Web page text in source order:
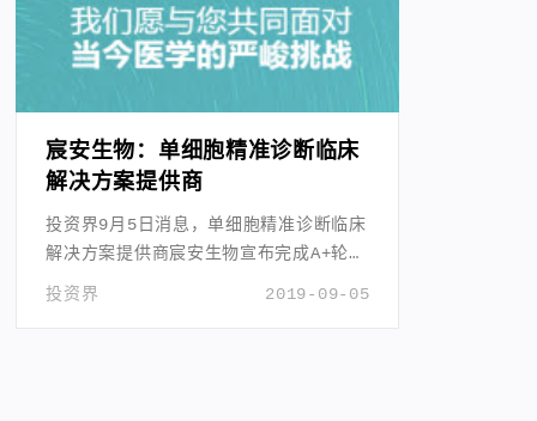
宸安生物：单细胞精准诊断临床
解决方案提供商
投资界9月5日消息，单细胞精准诊断临床
解决方案提供商宸安生物宣布完成A+轮融
资。
2019-09-05
投资界